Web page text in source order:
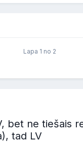
Lapa 1 no 2
bet ne tiešais
tad LV